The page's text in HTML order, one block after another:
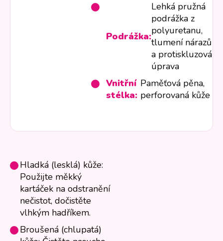
Podrážka:
Lehká pružná
podrážka z
polyuretanu,
tlumení nárazů
a protiskluzová
úprava
Vnitřní
stélka:
Paměťová pěna,
perforovaná kůže
Hladká (lesklá) kůže:
Použijte měkký
kartáček na odstranění
nečistot, dočistěte
vlhkým hadříkem.
Broušená (chlupatá)